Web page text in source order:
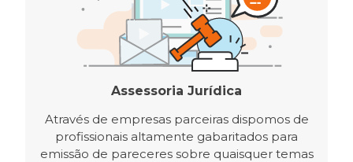
Assessoria Jurídica
Através de empresas parceiras dispomos de
profissionais altamente gabaritados para
emissão de pareceres sobre quaisquer temas